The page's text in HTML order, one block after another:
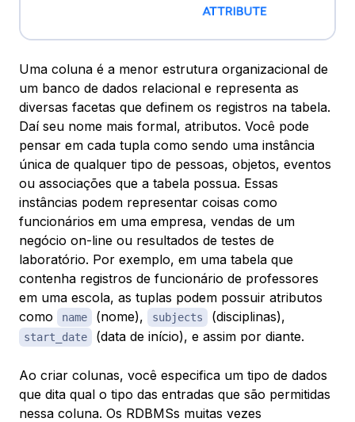
Uma coluna é a menor estrutura organizacional de
um banco de dados relacional e representa as
diversas facetas que definem os registros na tabela.
Daí seu nome mais formal, atributos. Você pode
pensar em cada tupla como sendo uma instância
única de qualquer tipo de pessoas, objetos, eventos
ou associações que a tabela possua. Essas
instâncias podem representar coisas como
funcionários em uma empresa, vendas de um
negócio on-line ou resultados de testes de
laboratório. Por exemplo, em uma tabela que
contenha registros de funcionário de professores
em uma escola, as tuplas podem possuir atributos
como
name (nome), subjects (disciplinas),
start_date (data de início), e assim por diante.
Ao criar colunas, você especifica um tipo de dados
que dita qual o tipo das entradas que são permitidas
nessa coluna. Os RDBMSs muitas vezes